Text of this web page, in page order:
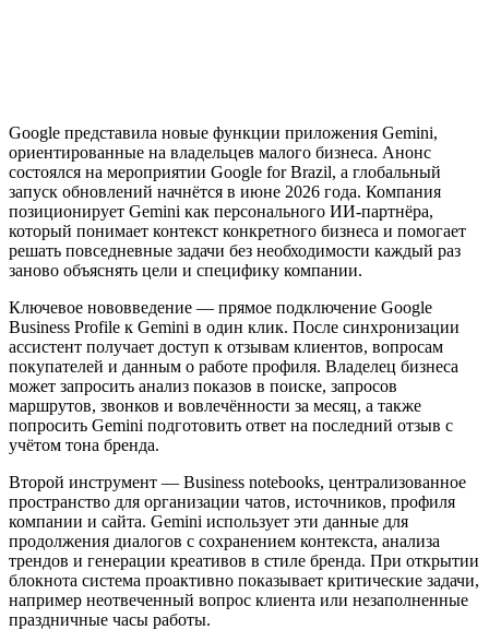
Google представила новые функции приложения Gemini,
ориентированные на владельцев малого бизнеса. Анонс
состоялся на мероприятии Google for Brazil, а глобальный
запуск обновлений начнётся в июне 2026 года. Компания
позиционирует Gemini как персонального ИИ-партнёра,
который понимает контекст конкретного бизнеса и помогает
решать повседневные задачи без необходимости каждый раз
заново объяснять цели и специфику компании.
Ключевое нововведение — прямое подключение Google
Business Profile к Gemini в один клик. После синхронизации
ассистент получает доступ к отзывам клиентов, вопросам
покупателей и данным о работе профиля. Владелец бизнеса
может запросить анализ показов в поиске, запросов
маршрутов, звонков и вовлечённости за месяц, а также
попросить Gemini подготовить ответ на последний отзыв с
учётом тона бренда.
Второй инструмент — Business notebooks, централизованное
пространство для организации чатов, источников, профиля
компании и сайта. Gemini использует эти данные для
продолжения диалогов с сохранением контекста, анализа
трендов и генерации креативов в стиле бренда. При открытии
блокнота система проактивно показывает критические задачи,
например неотвеченный вопрос клиента или незаполненные
праздничные часы работы.